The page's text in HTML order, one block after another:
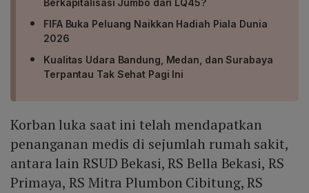
Berkapitalisasi Jumbo dari LQ45?
FIFA Buka Peluang Naikkan Hadiah Piala Dunia
2026
Kualitas Udara Bandung, Medan, dan Surabaya
Terpantau Tak Sehat Pagi Ini
Korban luka saat ini telah mendapatkan
penanganan medis di sejumlah rumah sakit,
antara lain RSUD Bekasi, RS Bella Bekasi, RS
Primaya, RS Mitra Plumbon Cibitung, RS